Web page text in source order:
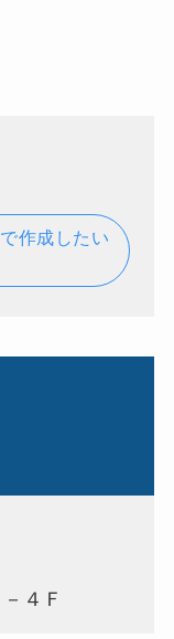
作成したい
４Ｆ